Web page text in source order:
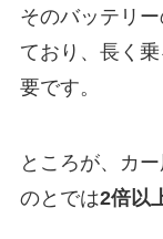
そのバッテリ
ており、長く
要です。
ところが、カ
のとでは2倍以